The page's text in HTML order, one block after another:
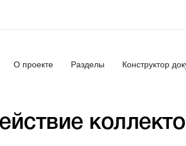
О проекте Разделы Конструктор